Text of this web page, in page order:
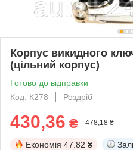
Корпус викидного
(цільний корпус)
Готово до відправки
Код: К278
Роздріб
430,36 ₴ 478,18 ₴
Економія 47.82 ₴